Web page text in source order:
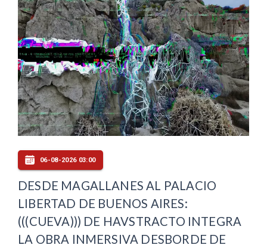
06-08-2026 03:00
DESDE MAGALLANES AL PALACIO
LIBERTAD DE BUENOS AIRES:
(((CUEVA))) DE HAVSTRACTO INTEGRA
LA OBRA INMERSIVA DESBORDE DE